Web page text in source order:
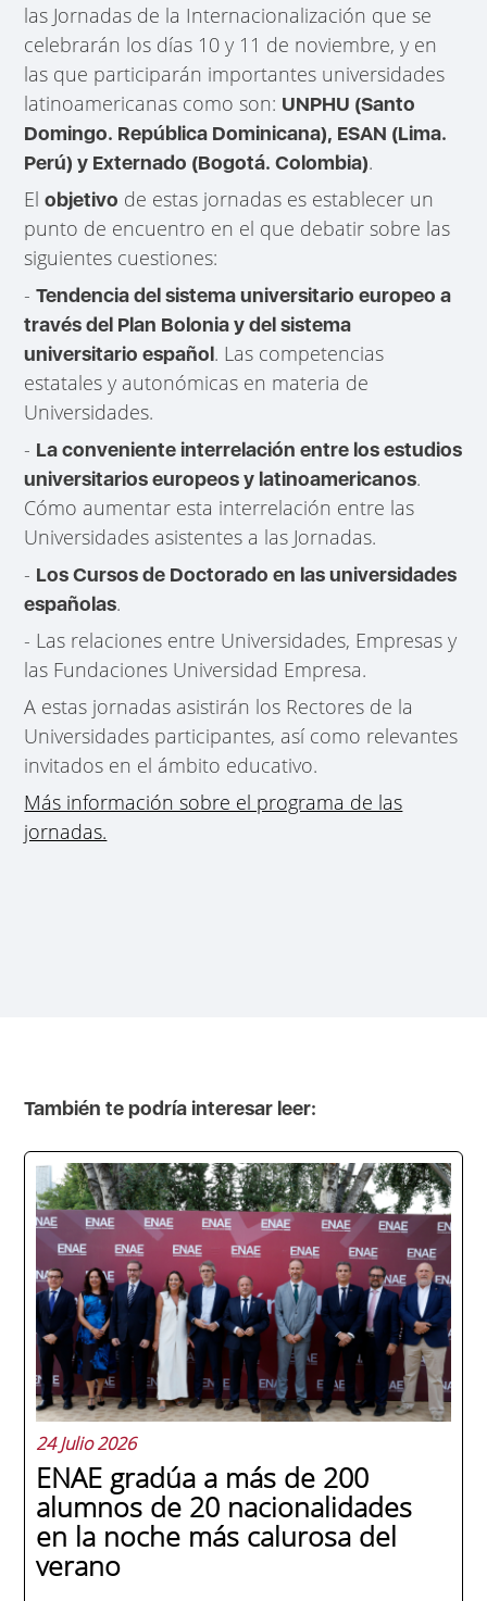
las Jornadas de la Internacionalización que se
celebrarán los días 10 y 11 de noviembre, y en
las que participarán importantes universidades
latinoamericanas como son: UNPHU (Santo
Domingo. República Dominicana), ESAN (Lima.
Perú) y Externado (Bogotá. Colombia).
Elobjetivo de estas jornadas es establecer un
punto de encuentro en el que debatir sobre las
siguientes cuestiones:
-Tendencia del sistema universitario europeo a
través del Plan Bolonia y del sistema
universitario español. Las competencias
estatales y autonómicas en materia de
Universidades.
- La conveniente interrelación entre los estudios
universitarios europeos y latinoamericanos.
Cómo aumentar esta interrelación entre las
Universidades asistentes a las Jornadas.
- Los Cursos de Doctorado en las universidades
españolas.
- Las relaciones entre Universidades, Empresas y
las Fundaciones Universidad Empresa.
A estas jornadas asistirán los Rectores de la
Universidades participantes, así como relevantes
invitados en el ámbito educativo.
Más información sobre el programa de las
jornadas.
También te podría interesar leer:
24 Julio 2026
ENAE gradúa a más de 200
alumnos de 20 nacionalidades
en la noche más calurosa del
verano